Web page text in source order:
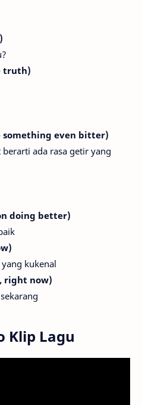
truth)
something even bitter)
ada rasa getir yang
doing better)
kukenal
right now)
Klip Lagu